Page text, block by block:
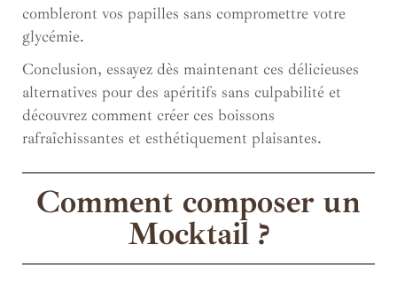
combleront vos papilles sans compromettre votre
glycémie.
Conclusion, essayez dès maintenant ces délicieuses
alternatives pour des apéritifs sans culpabilité et
découvrez comment créer ces boissons
rafraîchissantes et esthétiquement plaisantes.
Comment composer un
Mocktail ?